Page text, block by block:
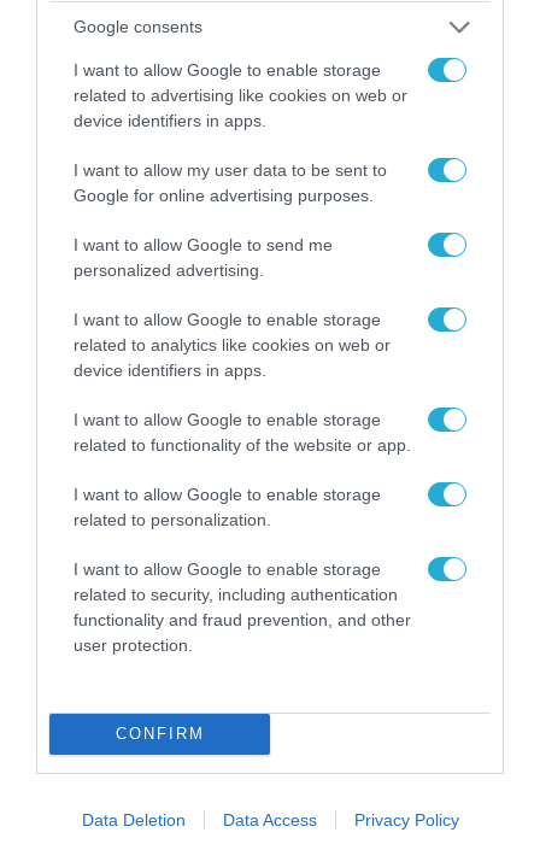
Google consents
I want to allow Google to enable storage
related to advertising like cookies on web or
device identifiers in apps.
I want to allow my user data to be sent to
Google for online advertising purposes.
I want to allow Google to send me
personalized advertising.
I want to allow Google to enable storage
related to analytics like cookies on web or
device identifiers in apps.
I want to allow Google to enable storage
related to functionality of the website or app.
I want to allow Google to enable storage
related to personalization.
I want to allow Google to enable storage
related to security, including authentication
functionality and fraud prevention, and other
user protection.
CONFIRM
Data Deletion Data Access Privacy Policy
«Η απόλυτη τραγωδία»: Η «αιχμηρή» ανάρτηση
του Αρκά για τα τατουάζ (φωτο)
Ο Γιάννης Αλαφούζος «τέλειωσε» τον
Κωνσταντίνο Ζούλα από τον ΣΚΑΪ – Ο λόγος της
απομάκρυνσής του